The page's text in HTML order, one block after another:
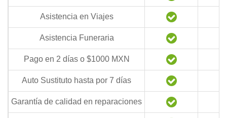
Asistencia en Viajes
Asistencia Funeraria
Pago en 2 días o $1000 MXN
Auto Sustituto hasta por 7 días
Garantía de calidad en reparaciones